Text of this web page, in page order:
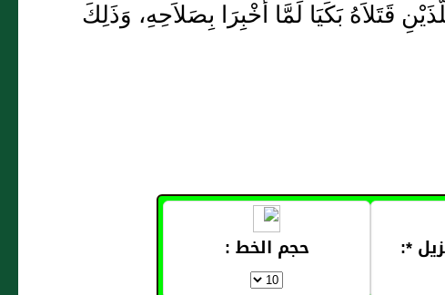
قَتَلاَهُ بَكَيَا لَمَّا أُخْبِرَا بِصَلاَحِهِ، وَذَلِكَ
*:
حجم الخط :